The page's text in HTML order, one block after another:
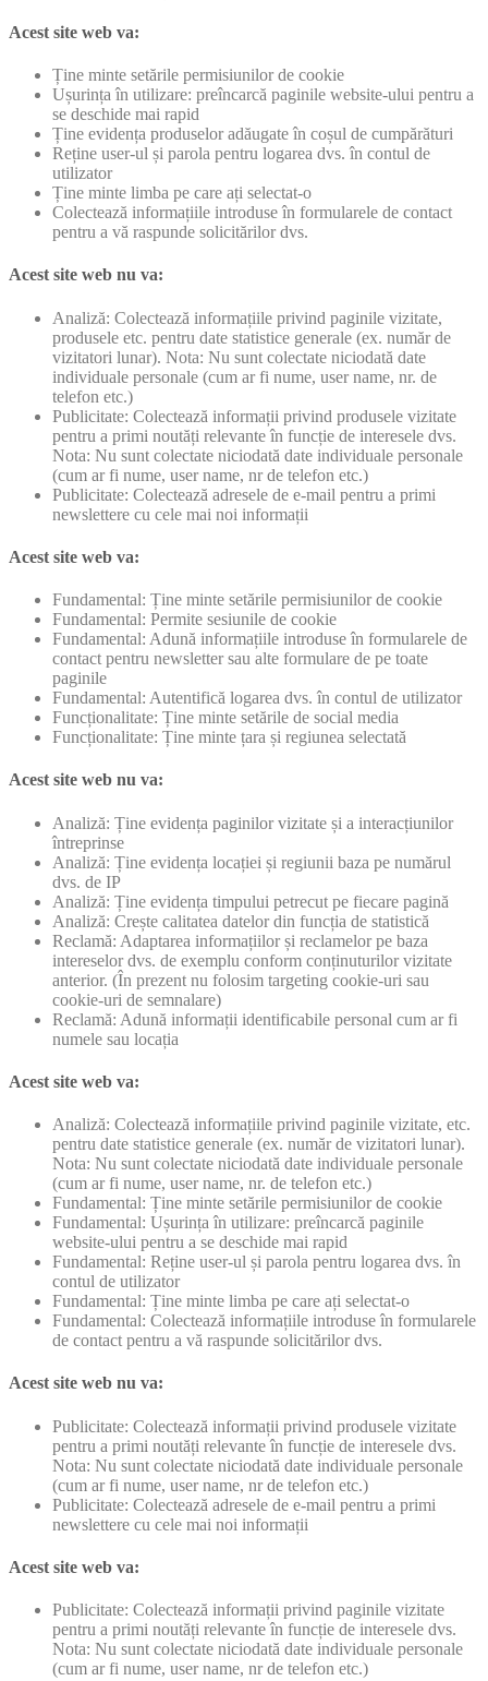
Acest site web va:
Ține minte setările permisiunilor de cookie
Ușurința în utilizare: preîncarcă paginile website-ului pentru a
se deschide mai rapid
Ține evidența produselor adăugate în coșul de cumpărături
Reține user-ul și parola pentru logarea dvs. în contul de
utilizator
Ține minte limba pe care ați selectat-o
Colectează informațiile introduse în formularele de contact
pentru a vă raspunde solicitărilor dvs.
Acest site web nu va:
Analiză: Colectează informațiile privind paginile vizitate,
produsele etc. pentru date statistice generale (ex. număr de
vizitatori lunar). Nota: Nu sunt colectate niciodată date
individuale personale (cum ar fi nume, user name, nr. de
telefon etc.)
Publicitate: Colectează informații privind produsele vizitate
pentru a primi noutăți relevante în funcție de interesele dvs.
Nota: Nu sunt colectate niciodată date individuale personale
(cum ar fi nume, user name, nr de telefon etc.)
Publicitate: Colectează adresele de e-mail pentru a primi
newslettere cu cele mai noi informații
Acest site web va:
Fundamental: Ține minte setările permisiunilor de cookie
Fundamental: Permite sesiunile de cookie
Fundamental: Adună informațiile introduse în formularele de
contact pentru newsletter sau alte formulare de pe toate
paginile
Fundamental: Autentifică logarea dvs. în contul de utilizator
Funcționalitate: Ține minte setările de social media
Funcționalitate: Ține minte țara și regiunea selectată
Acest site web nu va:
Analiză: Ține evidența paginilor vizitate și a interacțiunilor
întreprinse
Analiză: Ține evidența locației și regiunii baza pe numărul
dvs. de IP
Analiză: Ține evidența timpului petrecut pe fiecare pagină
Analiză: Crește calitatea datelor din funcția de statistică
Reclamă: Adaptarea informațiilor și reclamelor pe baza
intereselor dvs. de exemplu conform conținuturilor vizitate
anterior. (În prezent nu folosim targeting cookie-uri sau
cookie-uri de semnalare)
Reclamă: Adună informații identificabile personal cum ar fi
numele sau locația
Acest site web va:
Analiză: Colectează informațiile privind paginile vizitate, etc.
pentru date statistice generale (ex. număr de vizitatori lunar).
Nota: Nu sunt colectate niciodată date individuale personale
(cum ar fi nume, user name, nr. de telefon etc.)
Fundamental: Ține minte setările permisiunilor de cookie
Fundamental: Ușurința în utilizare: preîncarcă paginile
website-ului pentru a se deschide mai rapid
Fundamental: Reține user-ul și parola pentru logarea dvs. în
contul de utilizator
Fundamental: Ține minte limba pe care ați selectat-o
Fundamental: Colectează informațiile introduse în formularele
de contact pentru a vă raspunde solicitărilor dvs.
Acest site web nu va:
Publicitate: Colectează informații privind produsele vizitate
pentru a primi noutăți relevante în funcție de interesele dvs.
Nota: Nu sunt colectate niciodată date individuale personale
(cum ar fi nume, user name, nr de telefon etc.)
Publicitate: Colectează adresele de e-mail pentru a primi
newslettere cu cele mai noi informații
Acest site web va:
Publicitate: Colectează informații privind paginile vizitate
pentru a primi noutăți relevante în funcție de interesele dvs.
Nota: Nu sunt colectate niciodată date individuale personale
(cum ar fi nume, user name, nr de telefon etc.)